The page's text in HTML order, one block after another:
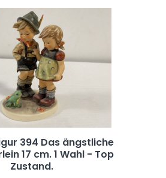
394 Das ängstliche
17 cm. 1 Wahl - Top
Zustand.